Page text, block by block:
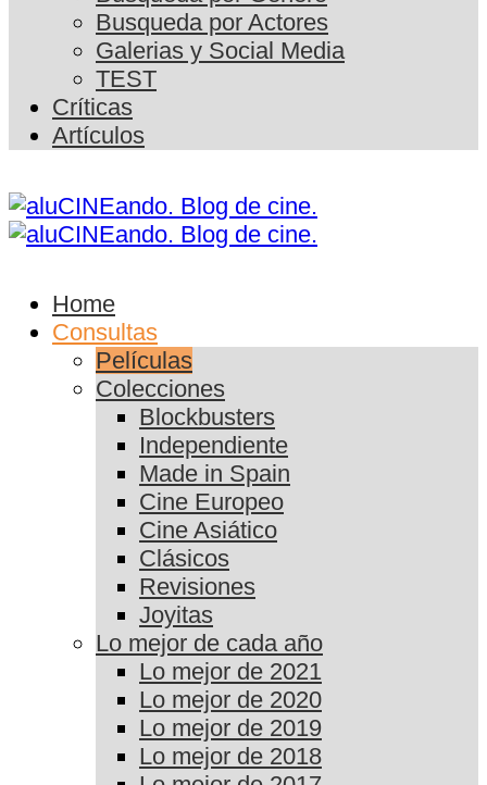
Busqueda por Actores
Galerias y Social Media
TEST
Críticas
Artículos
Home
Consultas
Películas
Colecciones
Blockbusters
Independiente
Made in Spain
Cine Europeo
Cine Asiático
Clásicos
Revisiones
Joyitas
Lo mejor de cada año
Lo mejor de 2021
Lo mejor de 2020
Lo mejor de 2019
Lo mejor de 2018